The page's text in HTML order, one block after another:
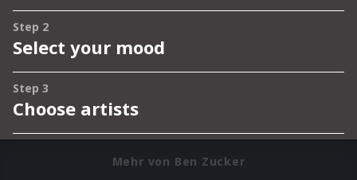
Mehr von Ben Zucker